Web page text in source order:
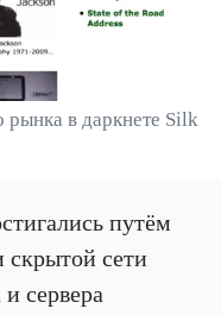
в даркнете Silk
путём
сети
сервера